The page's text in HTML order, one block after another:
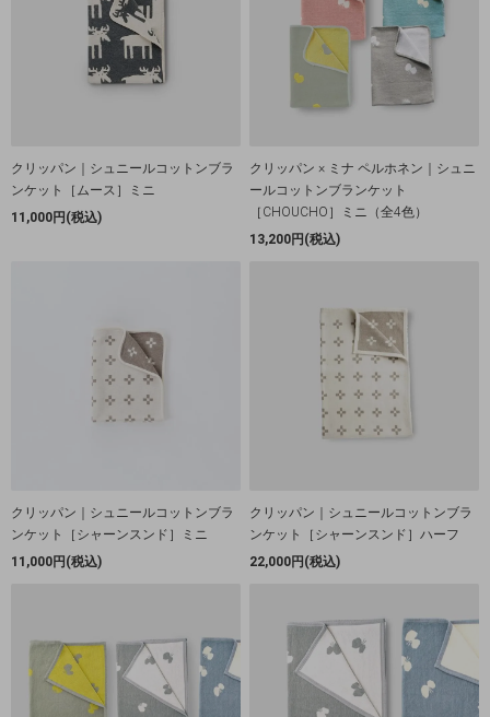
クリッパン｜シュニールコットンブラ
ンケット［ムース］ミニ
11,000円(税込)
クリッパン × ミナ ペルホネン｜シュニ
ールコットンブランケット
［CHOUCHO］ミニ（全4色）
13,200円(税込)
クリッパン｜シュニールコットンブラ
ンケット［シャーンスンド］ミニ
11,000円(税込)
クリッパン｜シュニールコットンブラ
ンケット［シャーンスンド］ハーフ
22,000円(税込)